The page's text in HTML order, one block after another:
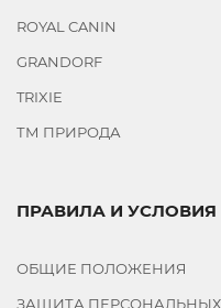
ROYAL CANIN
GRANDORF
TRIXIE
ТМ ПРИРОДА
ПРАВИЛА И УСЛОВИЯ
ОБЩИЕ ПОЛОЖЕНИЯ
ЗАЩИТА